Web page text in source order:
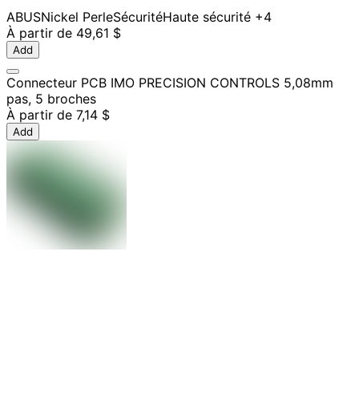
ABUSNickel PerleSécuritéHaute sécurité +4
À partir de 49,61 $
Add
Connecteur PCB IMO PRECISION CONTROLS 5,08mm
pas, 5 broches
À partir de 7,14 $
Add